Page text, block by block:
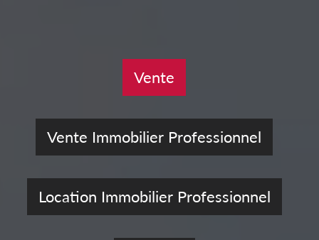
Vente
Vente Immobilier Professionnel
Location Immobilier Professionnel